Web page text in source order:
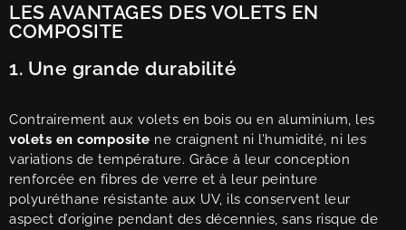
LES AVANTAGES DES VOLETS EN
COMPOSITE
1. Une grande durabilité
Contrairement aux volets en bois ou en aluminium, les
volets en composite ne craignent ni l’humidité, ni les
variations de température. Grâce à leur conception
renforcée en fibres de verre et à leur peinture
polyuréthane résistante aux UV, ils conservent leur
aspect d’origine pendant des décennies, sans risque de